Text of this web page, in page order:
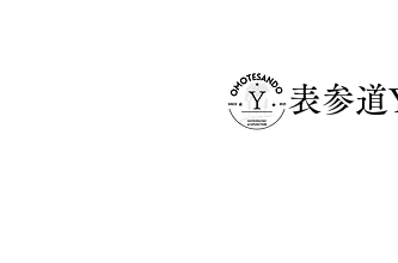
表参